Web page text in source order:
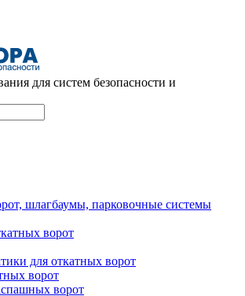
для систем безопасности и
шлагбаумы, парковочные системы
ворот
для откатных ворот
ворот
ворот